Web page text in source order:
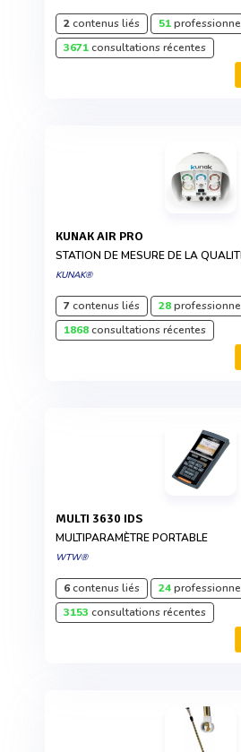
2contenus liés 51
3671consultations récentes
KUNAK AIR PRO
STATION DE MESURE DE LA
KUNAK®
7contenus liés 28
1868consultations récentes
MULTI 3630 IDS
MULTIPARAMÈTRE PORTABLE
WTW®
6contenus liés 24
3153 consultations récentes